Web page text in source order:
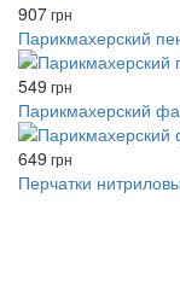
907грн
Парикмахерский
549 грн
Парикмахерский
649 грн
Перчатки